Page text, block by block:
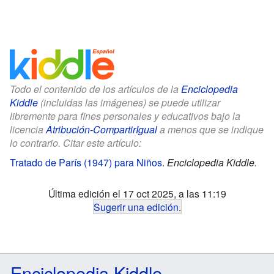
Todo el contenido de los artículos de la Enciclopedia
Kiddle (incluidas las imágenes) se puede utilizar
libremente para fines personales y educativos bajo la
licenciaAtribución-CompartirIguala menos que se indique
lo contrario. Citar este artículo:
Tratado de París (1947) para Niños. Enciclopedia Kiddle.
Última edición el 17 oct 2025, a las 11:19
Sugerir una edición.